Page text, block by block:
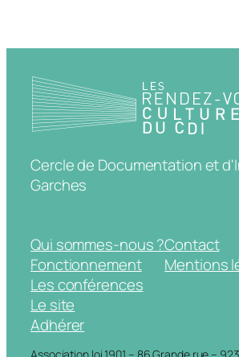
Cercle de Documentation et
Garches
Qui sommes-nous ?
Fonctionnement
Les conférences
Le site
Adhérer
Contact
Mentions
Association loi 1901 – 86 Grande rue –